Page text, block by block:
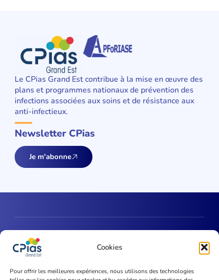
Cookies
Pour offrir les meilleures expériences, nous utilisons des technologies
Le CPias Grand Est contribue à la mise en œuvre des
plans et programmes nationaux de prévention des
infections associées aux soins et de résistance aux
anti-infectieux.
Newsletter CPias
Je m'abonne
Une question ?